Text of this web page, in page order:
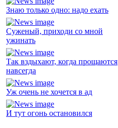
Знаю только одно: надо ехать
Суженый, приходи со мной
ужинать
Так вздыхают, когда прощаются
навсегда
Уж очень не хочется в ад
И тут огонь остановился